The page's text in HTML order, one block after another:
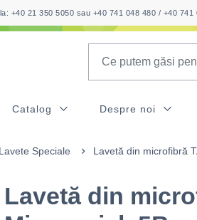
+40 21 350 5050 sau +40 741 048 480 / +40 741
Catalog Despre noi
Lavete Speciale Lavetă din microfibră
Lavetă din